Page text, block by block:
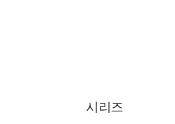
시리즈